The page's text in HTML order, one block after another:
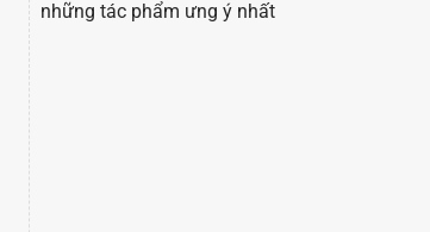
những tác phẩm ưng ý nhất